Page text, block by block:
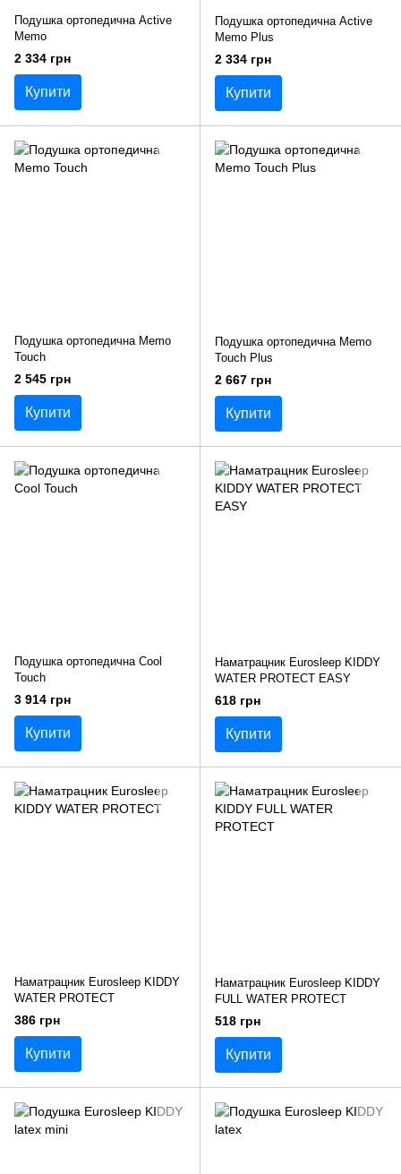
Подушка ортопедична Active
Memo
2 334 грн
Купити
Подушка ортопедична Active
Memo Plus
2 334 грн
Купити
Подушка ортопедична Memo
Touch
2 545 грн
Купити
Подушка ортопедична Memo
Touch Plus
2 667 грн
Купити
Подушка ортопедична Cool
Touch
3 914 грн
Купити
Наматрацник Eurosleep KIDDY
WATER PROTECT EASY
618 грн
Купити
Наматрацник Eurosleep KIDDY
WATER PROTECT
386 грн
Купити
Наматрацник Eurosleep KIDDY
FULL WATER PROTECT
518 грн
Купити